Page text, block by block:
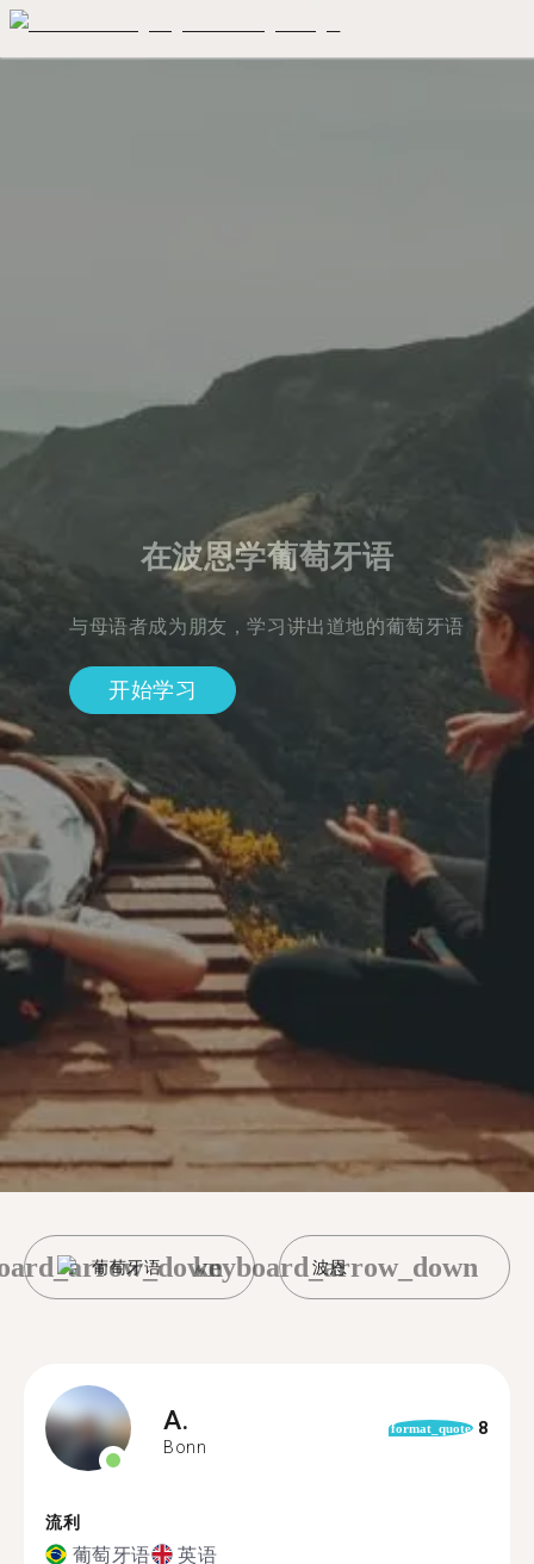
在波恩学葡萄牙语
与母语者成为朋友，学习讲出道地的葡萄牙语
开始学习
葡萄牙语 波恩
keyboard_arrow_down
A.
Bonn
format_quote 8
流利
葡萄牙语 英语